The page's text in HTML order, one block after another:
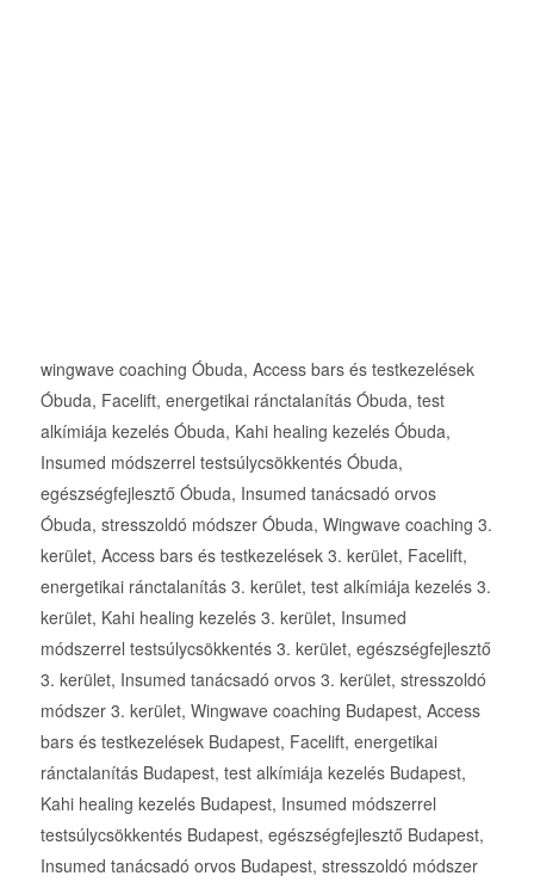
wingwave coaching Óbuda, Access bars és testkezelések
Óbuda, Facelift, energetikai ránctalanítás Óbuda, test
alkímiája kezelés Óbuda, Kahi healing kezelés Óbuda,
Insumed módszerrel testsúlycsökkentés Óbuda,
egészségfejlesztő Óbuda, Insumed tanácsadó orvos
Óbuda, stresszoldó módszer Óbuda, Wingwave coaching 3.
kerület, Access bars és testkezelések 3. kerület, Facelift,
energetikai ránctalanítás 3. kerület, test alkímiája kezelés 3.
kerület, Kahi healing kezelés 3. kerület, Insumed
módszerrel testsúlycsökkentés 3. kerület, egészségfejlesztő
3. kerület, Insumed tanácsadó orvos 3. kerület, stresszoldó
módszer 3. kerület, Wingwave coaching Budapest, Access
bars és testkezelések Budapest, Facelift, energetikai
ránctalanítás Budapest, test alkímiája kezelés Budapest,
Kahi healing kezelés Budapest, Insumed módszerrel
testsúlycsökkentés Budapest, egészségfejlesztő Budapest,
Insumed tanácsadó orvos Budapest, stresszoldó módszer